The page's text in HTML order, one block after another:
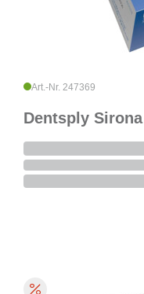
Art.-Nr. 247369
Dentsply Sirona